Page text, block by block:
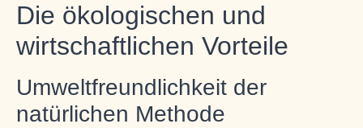
Die ökologischen und
wirtschaftlichen Vorteile
Umweltfreundlichkeit der
natürlichen Methode